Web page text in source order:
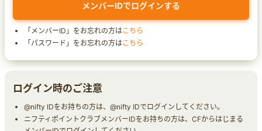
「メンバーID」をお忘れの方はこちら
「パスワード」をお忘れの方はこちら
ログイン時のご注意
@nifty IDをお持ちの方は、@nifty IDでログインしてください。
ニフティポイントクラブメンバーIDをお持ちの方は、CFからはじまる